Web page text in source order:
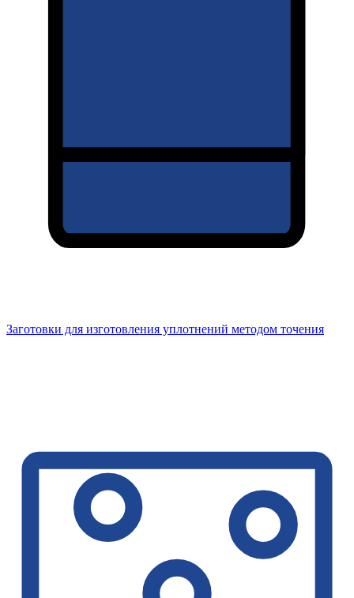
Заготовки для изготовления уплотнений методом точения